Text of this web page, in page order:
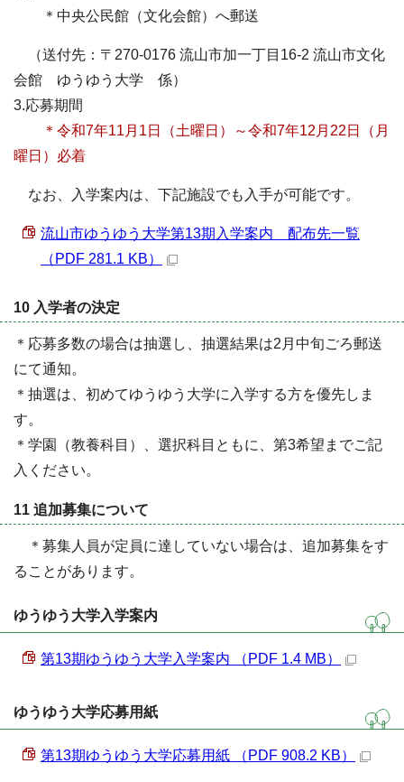
＊中央公民館（文化会館）へ郵送
（送付先：〒270-0176 流山市加一丁目16-2 流山市文化
会館 ゆうゆう大学 係）
3.応募期間
＊令和7年11月1日（土曜日）～令和7年12月22日（月
曜日）必着
なお、入学案内は、下記施設でも入手が可能です。
流山市ゆうゆう大学第13期入学案内 配布先一覧
（PDF 281.1 KB）
10 入学者の決定
＊応募多数の場合は抽選し、抽選結果は2月中旬ごろ郵送
にて通知。
＊抽選は、初めてゆうゆう大学に入学する方を優先しま
す。
＊学園（教養科目）、選択科目ともに、第3希望までご記
入ください。
11 追加募集について
＊募集人員が定員に達していない場合は、追加募集をす
ることがあります。
ゆうゆう大学入学案内
第13期ゆうゆう大学入学案内 （PDF 1.4 MB）
ゆうゆう大学応募用紙
第13期ゆうゆう大学応募用紙 （PDF 908.2 KB）